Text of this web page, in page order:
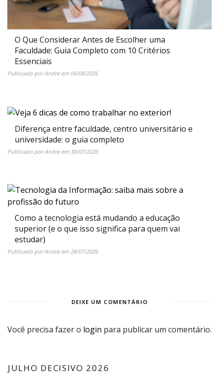
O Que Considerar Antes de Escolher uma
Faculdade: Guia Completo com 10 Critérios
Essenciais
Publicado porAndreem 06/08/2026
Diferença entre faculdade, centro universitário e
universidade: o guia completo
Publicado porAndreem 30/07/2026
Como a tecnologia está mudando a educação
superior (e o que isso significa para quem vai
estudar)
Publicado porAndreem 28/07/2026
DEIXE UM COMENTÁRIO
Você precisa fazer o login para publicar um comentário.
JULHO DECISIVO 2026